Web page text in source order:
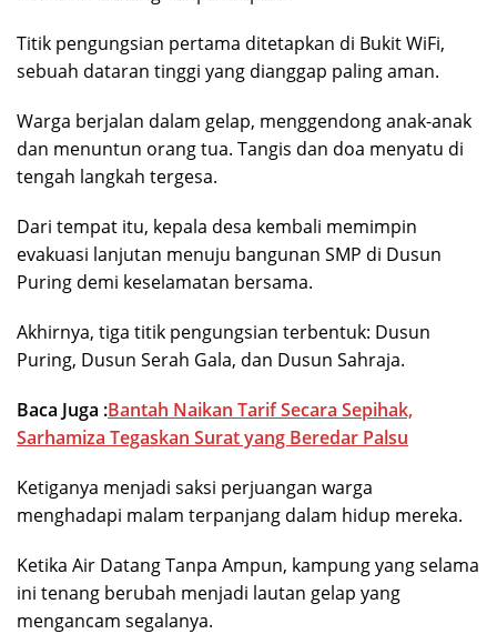
Titik pengungsian pertama ditetapkan di Bukit WiFi,
sebuah dataran tinggi yang dianggap paling aman.
Warga berjalan dalam gelap, menggendong anak-anak
dan menuntun orang tua. Tangis dan doa menyatu di
tengah langkah tergesa.
Dari tempat itu, kepala desa kembali memimpin
evakuasi lanjutan menuju bangunan SMP di Dusun
Puring demi keselamatan bersama.
Akhirnya, tiga titik pengungsian terbentuk: Dusun
Puring, Dusun Serah Gala, dan Dusun Sahraja.
Baca Juga :Bantah Naikan Tarif Secara Sepihak,
Sarhamiza Tegaskan Surat yang Beredar Palsu
Ketiganya menjadi saksi perjuangan warga
menghadapi malam terpanjang dalam hidup mereka.
Ketika Air Datang Tanpa Ampun, kampung yang selama
ini tenang berubah menjadi lautan gelap yang
mengancam segalanya.